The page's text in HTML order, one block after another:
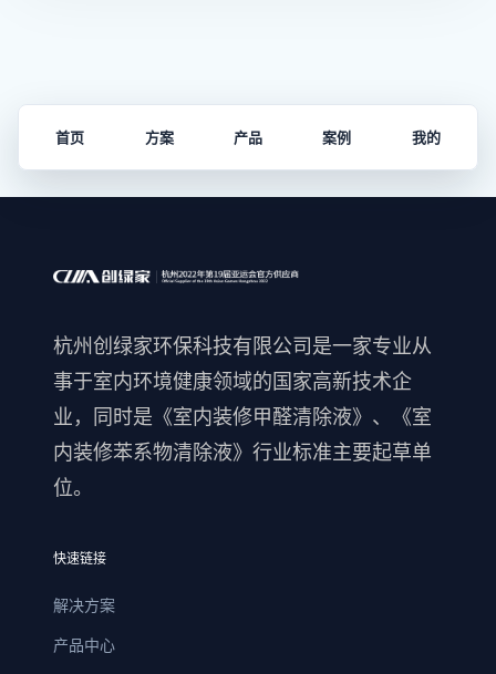
首页 方案 产品 案例 我的
杭州创绿家环保科技有限公司是一家专业从
事于室内环境健康领域的国家高新技术企
业，同时是《室内装修甲醛清除液》、《室
内装修苯系物清除液》行业标准主要起草单
位。
快速链接
解决方案
产品中心